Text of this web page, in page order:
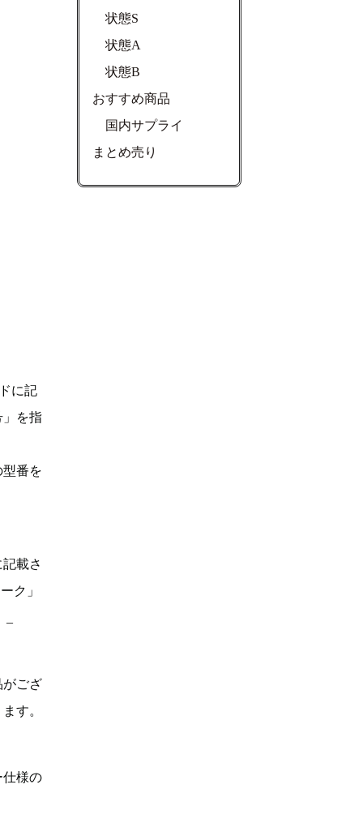
に記
」を指
番を
載さ
ク」
がござ
す。
仕様の
状態S
状態A
状態B
おすすめ商品
国内サプライ
まとめ売り